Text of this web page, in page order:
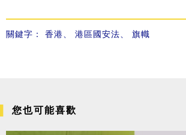
關鍵字： 香港 港區國安法 旗幟
您也可能喜歡